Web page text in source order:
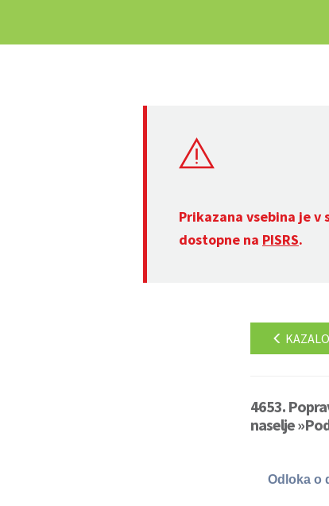
Prikazana vsebina je v
dostopne na PISRS.
KAZALO
4653.
naselje
Odloka o